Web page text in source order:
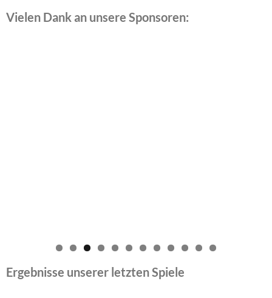
Vielen Dank an unsere Sponsoren:
0 1 2
Ergebnisse unserer letzten Spiele